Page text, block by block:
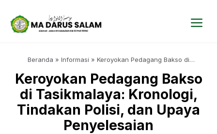
Beranda » Informasi » Keroyokan Pedagang Bakso di
Penyelesaian
Keroyokan Pedagang Bakso
di Tasikmalaya: Kronologi,
Tindakan Polisi, dan Upaya
Penyelesaian